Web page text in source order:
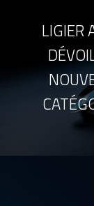
LIGIER